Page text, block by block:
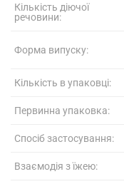
Кількість діючої
речовини:
Форма випуску:
Кількість в упаковці:
Первинна упаковка:
Спосіб застосування:
Взаємодія з їжею: